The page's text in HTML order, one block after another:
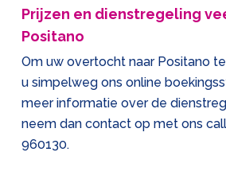
Prijzen en dienstregeling
Positano
Om uw overtocht naar Positano
u simpelweg ons online
meer informatie over de
neem dan contact op met ons
960130.